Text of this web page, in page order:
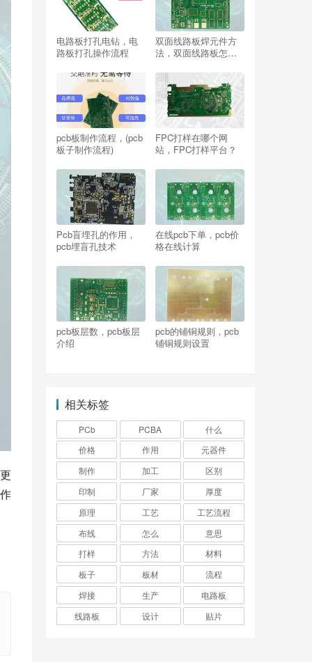
电路板打孔电钻，电
路板打孔操作流程
双面线路板焊元件方
法，双面线路板怎样
pcb板制作流程，(pcb
板子制作流程)
FPC打样在哪个网
站，FPC打样平台？
Pcb盲埋孔的作用，
pcb埋盲孔技术
在线pcb下单，pcb价
格在线计算
pcb板层数，pcb板层
介绍
pcb的铺铜规则，pcb
铺铜规则设置
相关标签
PCb PCBA
什么
价格
作用
元器件
制作
加工
区别
印制
厂家
厚度
原理
工艺
工艺流程
布线
怎么
意思
打样
方法
材料
板子
板材
流程
焊接
生产
电路板
线路板
设计 贴片